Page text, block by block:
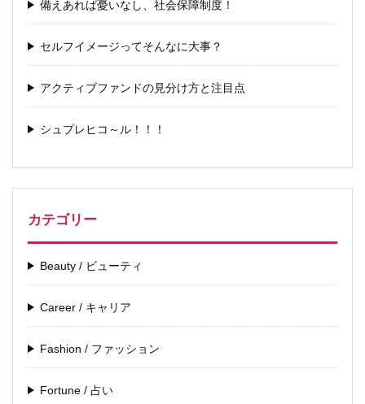
備えあれば憂いなし、社会保障制度！
セルフイメージってそんなに大事？
アクティブファンドの見分け方と注目点
シュプレヒコ～ル！！！
カテゴリー
Beauty / ビューティ
Career / キャリア
Fashion / ファッション
Fortune / 占い